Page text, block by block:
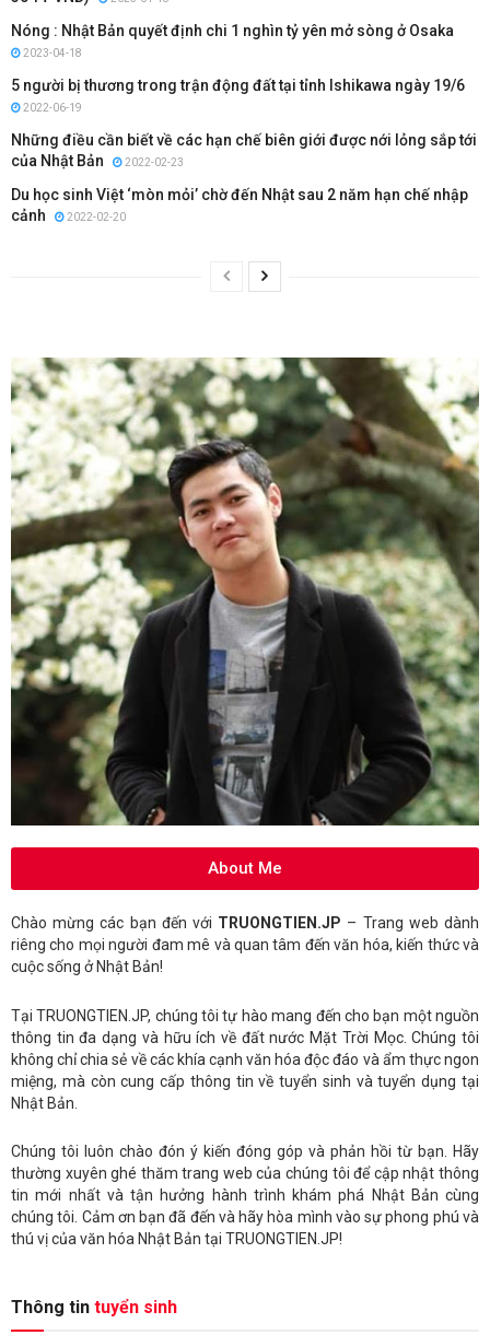
Nóng : Nhật Bản quyết định chi 1 nghìn tỷ yên mở sòng ở Osaka
2023-04-18
5 người bị thương trong trận động đất tại tỉnh Ishikawa ngày 19/6
2022-06-19
Những điều cần biết về các hạn chế biên giới được nới lỏng sắp tới
của Nhật Bản
2022-02-23
Du học sinh Việt ‘mòn mỏi’ chờ đến Nhật sau 2 năm hạn chế nhập
cảnh
2022-02-20
About Me
Chào mừng các bạn đến với TRUONGTIEN.JP – Trang web dành
riêng cho mọi người đam mê và quan tâm đến văn hóa, kiến thức và
cuộc sống ở Nhật Bản!
Tại TRUONGTIEN.JP, chúng tôi tự hào mang đến cho bạn một nguồn
thông tin đa dạng và hữu ích về đất nước Mặt Trời Mọc. Chúng tôi
không chỉ chia sẻ về các khía cạnh văn hóa độc đáo và ẩm thực ngon
miệng, mà còn cung cấp thông tin về tuyển sinh và tuyển dụng tại
Nhật Bản.
Chúng tôi luôn chào đón ý kiến đóng góp và phản hồi từ bạn. Hãy
thường xuyên ghé thăm trang web của chúng tôi để cập nhật thông
tin mới nhất và tận hưởng hành trình khám phá Nhật Bản cùng
chúng tôi. Cảm ơn bạn đã đến và hãy hòa mình vào sự phong phú và
thú vị của văn hóa Nhật Bản tại TRUONGTIEN.JP!
Thông tin tuyển sinh